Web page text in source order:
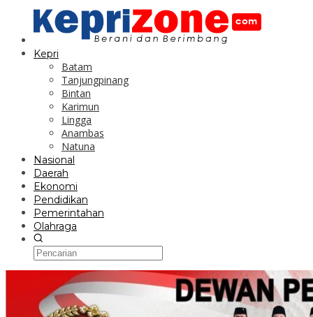
Kepri
Batam
Tanjungpinang
Bintan
Karimun
Lingga
Anambas
Natuna
Nasional
Daerah
Ekonomi
Pendidikan
Pemerintahan
Olahraga